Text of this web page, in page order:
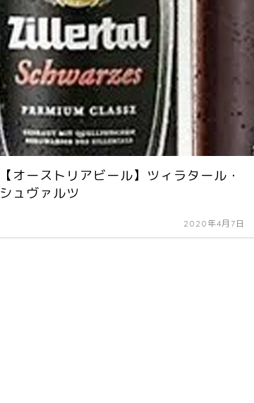
【オーストリアビール】ツィラタール・
シュヴァルツ
2020年4月7日